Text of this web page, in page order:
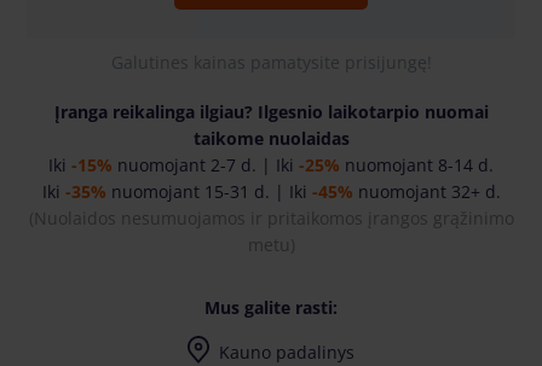
Galutines kainas pamatysite prisijungę!
Įranga reikalinga ilgiau? Ilgesnio laikotarpio nuomai
taikome nuolaidas
Iki -15% nuomojant 2-7 d. | Iki -25% nuomojant 8-14 d.
Iki -35% nuomojant 15-31 d. | Iki -45% nuomojant 32+ d.
(Nuolaidos nesumuojamos ir pritaikomos įrangos grąžinimo
metu )
Mus galite rasti:
Kauno padalinys